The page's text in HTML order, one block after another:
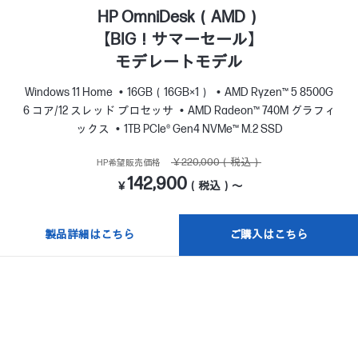
HP OmniDesk（AMD）
【BIG！サマーセール】
モデレートモデル
Windows 11 Home 16GB（16GB×1）
AMD Ryzen™ 5 8500G
6 コア/12 スレッド プロセッサ
AMD Radeon™ 740M グラフィ
ックス
1TB PCIe® Gen4 NVMe™ M.2 SSD
HP希望販売価格 ￥220,000（税込）
￥142,900（税込）～
製品詳細はこちら ご購入はこちら